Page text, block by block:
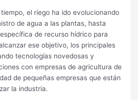
el riego ha ido evolucionando
de agua a las plantas, hasta
de recurso hídrico para
ese objetivo, los principales
tecnologías novedosas y
con empresas de agricultura de
de pequeñas empresas que están
la industria.